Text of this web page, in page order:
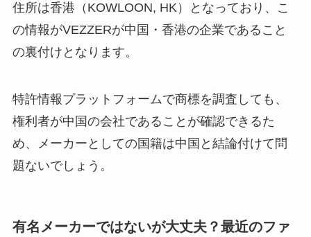
住所は香港（KOWLOON, HK）となっており、こ
の情報がVEZZERが中国・香港の企業であること
の裏付けとなります。
特許情報プラットフォームで商標を調査しても、
権利者が中国の会社であることが確認できるた
め、メーカーとしての国籍は中国と結論付けて問
題ないでしょう。
有名メーカーではないが大丈夫？最近のファ